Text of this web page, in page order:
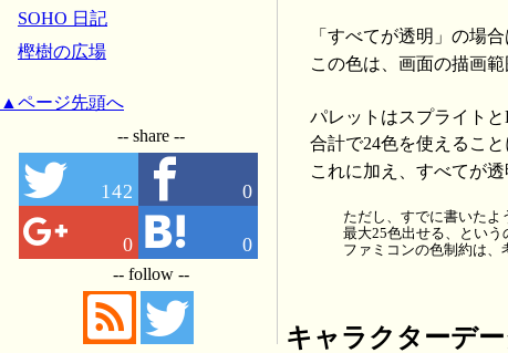
「すべてが透明」の場
この色は、画面の描画
パレットはスプライト
合計で24色を使えること
これに加え、すべてが
ただし、すでに書いたよ
最大25色出せる、という
ファミコンの色制約は、
キャラクターデー
SOHO 日記
樫樹の広場
▲ページ先頭へ
-- share --
142 0
0 0
-- follow --